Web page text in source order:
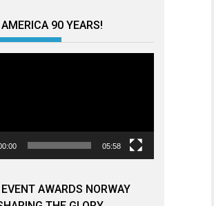
90 YEARS!
05:58
AWARDS NORWAY